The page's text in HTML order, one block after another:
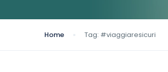
Home Tag: #viaggiaresicuri